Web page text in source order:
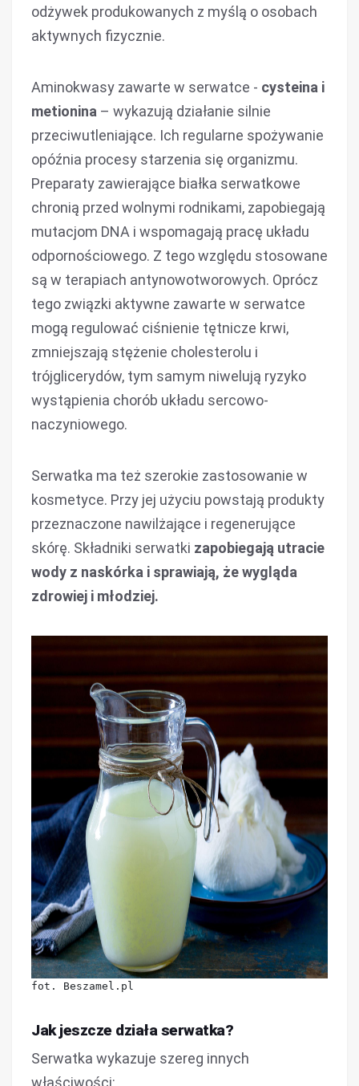
odżywek produkowanych z myślą o osobach
aktywnych fizycznie.
Aminokwasy zawarte w serwatce - cysteina i
metionina – wykazują działanie silnie
przeciwutleniające. Ich regularne spożywanie
opóźnia procesy starzenia się organizmu.
Preparaty zawierające białka serwatkowe
chronią przed wolnymi rodnikami, zapobiegają
mutacjom DNA i wspomagają pracę układu
odpornościowego. Z tego względu stosowane
są w terapiach antynowotworowych. Oprócz
tego związki aktywne zawarte w serwatce
mogą regulować ciśnienie tętnicze krwi,
zmniejszają stężenie cholesterolu i
trójglicerydów, tym samym niwelują ryzyko
wystąpienia chorób układu sercowo-
naczyniowego.
Serwatka ma też szerokie zastosowanie w
kosmetyce. Przy jej użyciu powstają produkty
przeznaczone nawilżające i regenerujące
skórę. Składniki serwatki zapobiegają utracie
wody z naskórka i sprawiają, że wygląda
zdrowiej i młodziej.
fot. Beszamel.pl
Jak jeszcze działa serwatka?
Serwatka wykazuje szereg innych
właściwości: